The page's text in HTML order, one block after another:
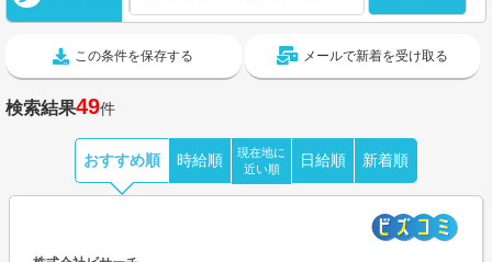
この条件を保存する メールで新着を受け取る
検索結果49件
おすすめ順 時給順
現在地に
近い順
日給順 新着順